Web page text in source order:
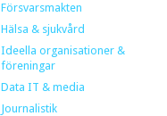
Försvarsmakten
Hälsa & sjukvård
Ideella organisationer &
föreningar
Data IT & media
Journalistik